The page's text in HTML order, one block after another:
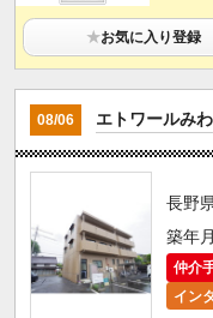
★お気に入り登録
08/06 エトワールみわ
長野
築年
仲介
イン